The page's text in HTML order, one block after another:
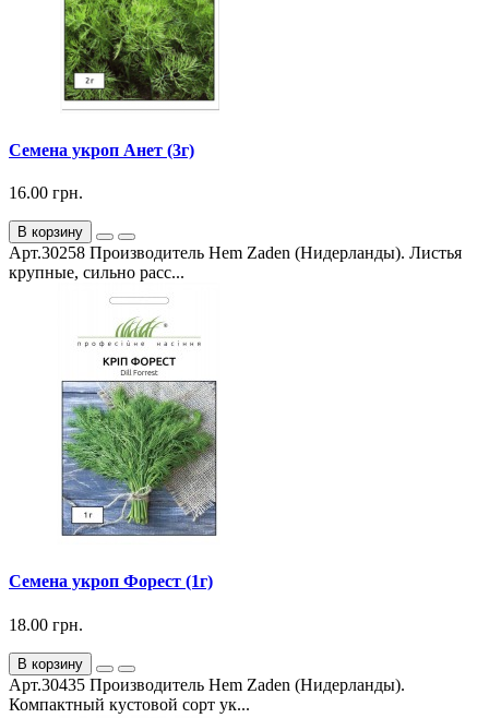
Семена укроп Анет (3г)
16.00 грн.
В корзину
Арт.30258 Производитель Hem Zaden (Нидерланды). Листья
крупные, сильно расс...
Семена укроп Форест (1г)
18.00 грн.
В корзину
Арт.30435 Производитель Hem Zaden (Нидерланды).
Компактный кустовой сорт ук...